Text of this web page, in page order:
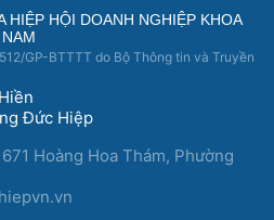
HIỆP HỘI DOANH NGHIỆP KHOA
GP-BTTTT do Bộ Thông tin và Truyền
Đức Hiệp
Hoàng Hoa Thám, Phường